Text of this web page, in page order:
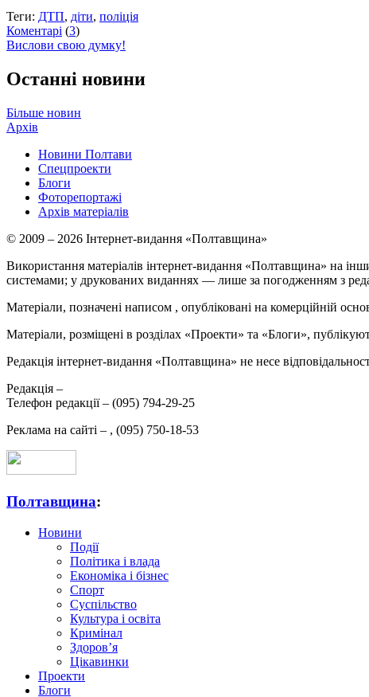
Теги: ДТП, діти, поліція
Коментарі (3)
Вислови свою думку!
Останні новини
Більше новин
Архів
Новини Полтави
Спецпроекти
Блоги
Фоторепортажі
Архів матеріалів
© 2009 – 2026 Інтернет-видання «Полтавщина»
Використання матеріалів інтернет-видання «Полтавщина» на
системами; у друкованих виданнях — лише за погодженням з
Матеріали, позначені написом , опубліковані на комерційній
Матеріали, розміщені в розділах «Проекти» та «Блоги»,
Редакція інтернет-видання «Полтавщина» не несе
Редакція –
Телефон редакції – (095) 794-29-25
Реклама на сайті – , (095) 750-18-53
Полтавщина:
Новини
Події
Політика і влада
Економіка і бізнес
Спорт
Суспільство
Культура і освіта
Кримінал
Здоров’я
Цікавинки
Проекти
Блоги